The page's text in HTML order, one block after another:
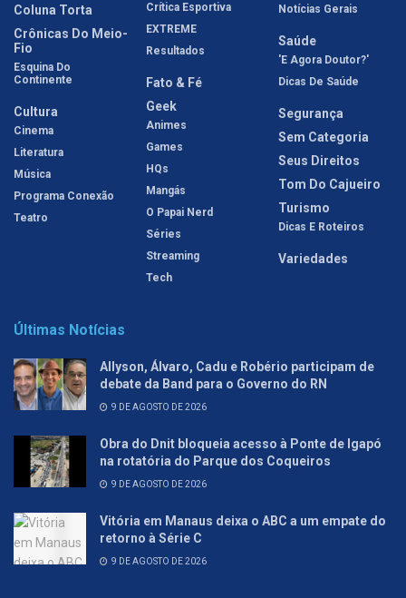
Coluna Torta
Crônicas Do Meio-
Fio
Esquina Do
Continente
Cultura
Cinema
Literatura
Música
Programa Conexão
Teatro
Crítica Esportiva
EXTREME
Resultados
Fato & Fé
Geek
Animes
Games
HQs
Mangás
O Papai Nerd
Séries
Streaming
Tech
Notícias Gerais
Saúde
'E Agora Doutor?'
Dicas De Saúde
Segurança
Sem Categoria
Seus Direitos
Tom Do Cajueiro
Turismo
Dicas E Roteiros
Variedades
Últimas Notícias
Allyson, Álvaro, Cadu e Robério participam de
debate da Band para o Governo do RN
9 DE AGOSTO DE 2026
Obra do Dnit bloqueia acesso à Ponte de Igapó
na rotatória do Parque dos Coqueiros
9 DE AGOSTO DE 2026
Vitória em Manaus deixa o ABC a um empate do
retorno à Série C
9 DE AGOSTO DE 2026